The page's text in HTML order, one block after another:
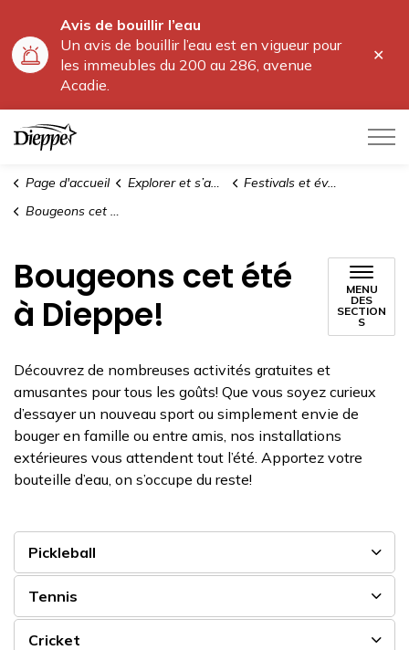
Avis de bouillir l’eau
Un avis de bouillir l’eau est en vigueur pour
les immeubles du 200 au 286, avenue
Acadie.
Ville de Dieppe
Page d'accueil Explorer et s’amuser
Festivals et événements
Bougeons cet été à Dieppe!
Bougeons cet été
à Dieppe!
MENU
DES
SECTION
S
Découvrez de nombreuses activités gratuites et
amusantes pour tous les goûts! Que vous soyez curieux
d’essayer un nouveau sport ou simplement envie de
bouger en famille ou entre amis, nos installations
extérieures vous attendent tout l’été. Apportez votre
bouteille d’eau, on s’occupe du reste!
Pickleball
Tennis
Cricket